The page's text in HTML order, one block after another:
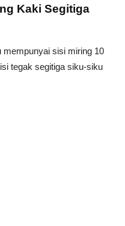
Kaki Segitiga
mempunyai sisi miring 10
tegak segitiga siku-siku